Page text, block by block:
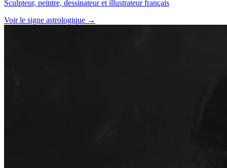
Sculpteur, peintre, dessinateur et illustrateur français
Voir le signe astrologique →